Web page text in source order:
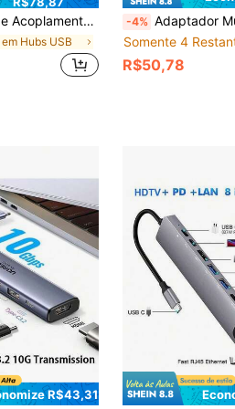
Rápido PD, Adaptador Multiporta, Compatível com MacBook e Laptops, Disponível nas Cores Preto, Branco, Bege, Prata
em Hubs USB
-4% Adaptador Multi-Porta USB C, Estação de Acoplamento USB-C 7-em-1, Suporta HDTV 4K, Carregamento PD
Somente 4
R$50,78
R$43,31